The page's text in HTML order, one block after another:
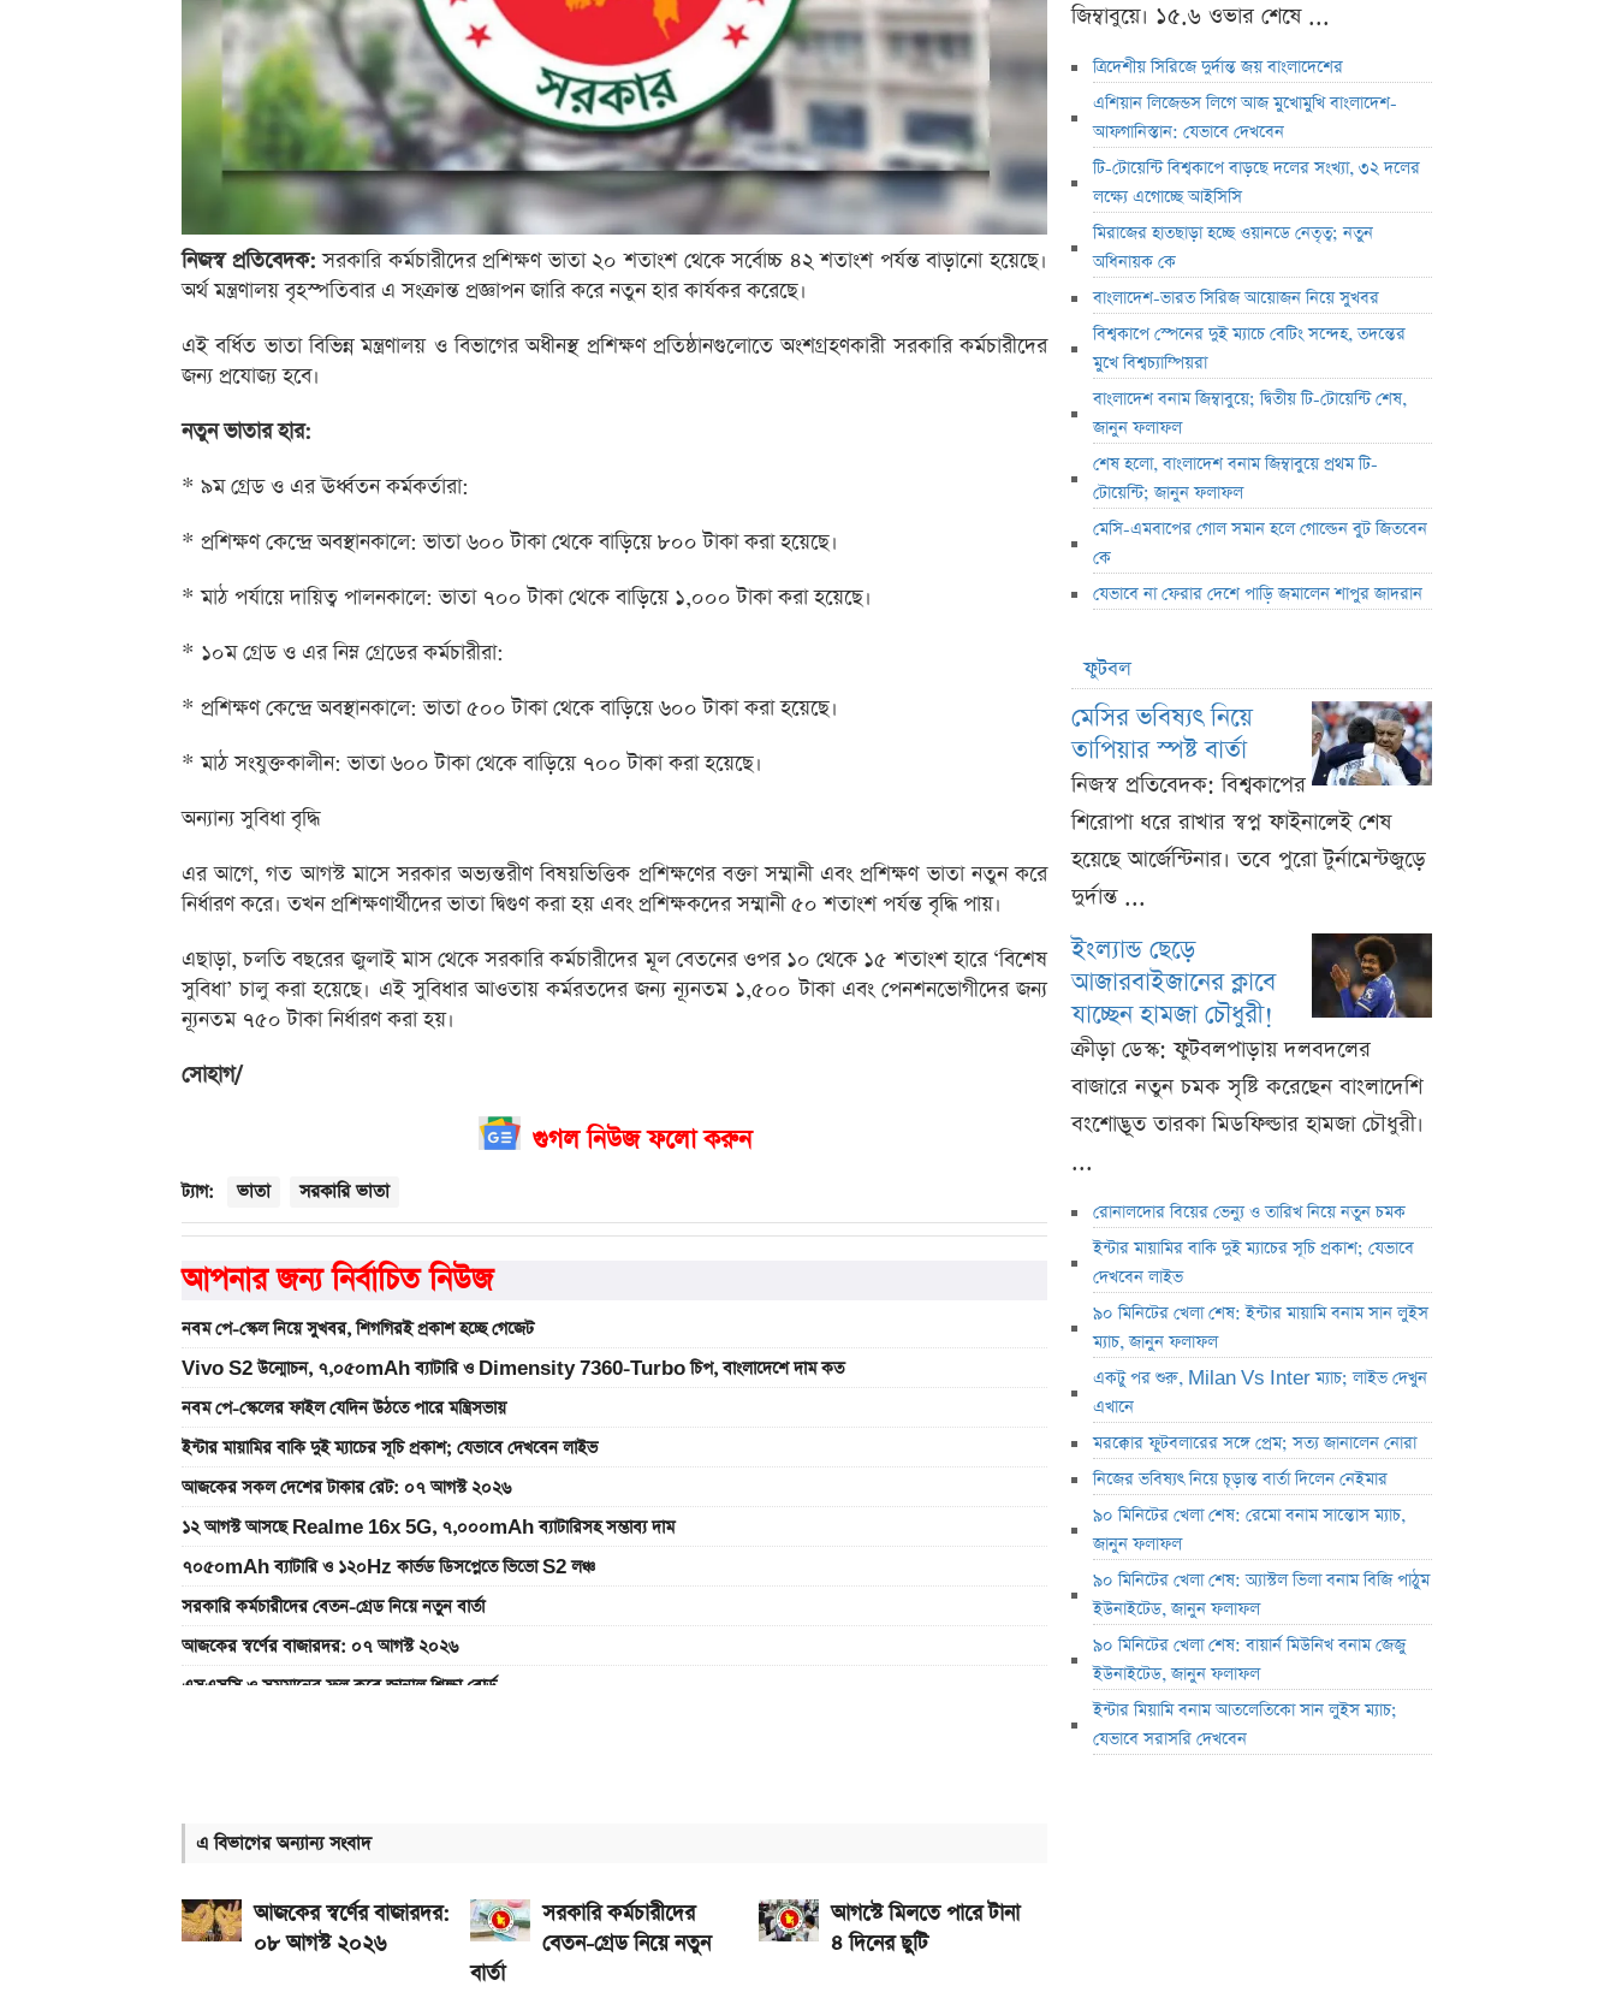
নিজস্ব প্রতিবেদক: সরকারি কর্মচারীদের প্রশিক্ষণ ভাতা ২০ শতাংশ থেকে সর্বোচ্চ ৪২ শতাংশ পর্যন্ত বাড়ানো হয়েছে।
অর্থ মন্ত্রণালয় বৃহস্পতিবার এ সংক্রান্ত প্রজ্ঞাপন জারি করে নতুন হার কার্যকর করেছে।
এই বর্ধিত ভাতা বিভিন্ন মন্ত্রণালয় ও বিভাগের অধীনস্থ প্রশিক্ষণ প্রতিষ্ঠানগুলোতে অংশগ্রহণকারী সরকারি কর্মচারীদের
জন্য প্রযোজ্য হবে।
নতুন ভাতার হার:
* ৯ম গ্রেড ও এর ঊর্ধ্বতন কর্মকর্তারা:
* প্রশিক্ষণ কেন্দ্রে অবস্থানকালে: ভাতা ৬০০ টাকা থেকে বাড়িয়ে ৮০০ টাকা করা হয়েছে।
* মাঠ পর্যায়ে দায়িত্ব পালনকালে: ভাতা ৭০০ টাকা থেকে বাড়িয়ে ১,০০০ টাকা করা হয়েছে।
* ১০ম গ্রেড ও এর নিম্ন গ্রেডের কর্মচারীরা:
* প্রশিক্ষণ কেন্দ্রে অবস্থানকালে: ভাতা ৫০০ টাকা থেকে বাড়িয়ে ৬০০ টাকা করা হয়েছে।
* মাঠ সংযুক্তকালীন: ভাতা ৬০০ টাকা থেকে বাড়িয়ে ৭০০ টাকা করা হয়েছে।
অন্যান্য সুবিধা বৃদ্ধি
এর আগে, গত আগস্ট মাসে সরকার অভ্যন্তরীণ বিষয়ভিত্তিক প্রশিক্ষণের বক্তা সম্মানী এবং প্রশিক্ষণ ভাতা নতুন করে
নির্ধারণ করে। তখন প্রশিক্ষণার্থীদের ভাতা দ্বিগুণ করা হয় এবং প্রশিক্ষকদের সম্মানী ৫০ শতাংশ পর্যন্ত বৃদ্ধি পায়।
এছাড়া, চলতি বছরের জুলাই মাস থেকে সরকারি কর্মচারীদের মূল বেতনের ওপর ১০ থেকে ১৫ শতাংশ হারে ‘বিশেষ
সুবিধা’ চালু করা হয়েছে। এই সুবিধার আওতায় কর্মরতদের জন্য ন্যূনতম ১,৫০০ টাকা এবং পেনশনভোগীদের জন্য
ন্যূনতম ৭৫০ টাকা নির্ধারণ করা হয়।
সোহাগ/
গুগল নিউজ ফলো করুন
ট্যাগ: ভাতা সরকারি ভাতা
আপনার জন্য নির্বাচিত নিউজ
নবম পে-স্কেল নিয়ে সুখবর, শিগগিরই প্রকাশ হচ্ছে গেজেট
Vivo S2 উন্মোচন, ৭,০৫০mAh ব্যাটারি ও Dimensity 7360-Turbo চিপ, বাংলাদেশে দাম কত
নবম পে-স্কেলের ফাইল যেদিন উঠতে পারে মন্ত্রিসভায়
ইন্টার মায়ামির বাকি দুই ম্যাচের সূচি প্রকাশ; যেভাবে দেখবেন লাইভ
আজকের সকল দেশের টাকার রেট: ০৭ আগস্ট ২০২৬
১২ আগস্ট আসছে Realme 16x 5G, ৭,০০০mAh ব্যাটারিসহ সম্ভাব্য দাম
৭০৫০mAh ব্যাটারি ও ১২০Hz কার্ভড ডিসপ্লেতে ভিভো S2 লঞ্চ
সরকারি কর্মচারীদের বেতন-গ্রেড নিয়ে নতুন বার্তা
আজকের স্বর্ণের বাজারদর: ০৭ আগস্ট ২০২৬
এসএসসি ও সমমানের ফল কবে জানাল শিক্ষা বোর্ড
দেশে আজ একভরি ২১ ক্যারেট স্বর্ণের দাম
এ বিভাগের অন্যান্য সংবাদ
আজকের স্বর্ণের বাজারদর:
০৮ আগস্ট ২০২৬
সরকারি কর্মচারীদের
বেতন-গ্রেড নিয়ে নতুন
বার্তা
আগস্টে মিলতে পারে টানা
৪ দিনের ছুটি
জিম্বাবুয়ে। ১৫.৬ ওভার শেষে ...
ত্রিদেশীয় সিরিজে দুর্দান্ত জয় বাংলাদেশের
এশিয়ান লিজেন্ডস লিগে আজ মুখোমুখি বাংলাদেশ-
আফগানিস্তান: যেভাবে দেখবেন
টি-টোয়েন্টি বিশ্বকাপে বাড়ছে দলের সংখ্যা, ৩২ দলের
লক্ষ্যে এগোচ্ছে আইসিসি
মিরাজের হাতছাড়া হচ্ছে ওয়ানডে নেতৃত্ব; নতুন
অধিনায়ক কে
বাংলাদেশ-ভারত সিরিজ আয়োজন নিয়ে সুখবর
বিশ্বকাপে স্পেনের দুই ম্যাচে বেটিং সন্দেহ, তদন্তের
মুখে বিশ্বচ্যাম্পিয়রা
বাংলাদেশ বনাম জিম্বাবুয়ে; দ্বিতীয় টি-টোয়েন্টি শেষ,
জানুন ফলাফল
শেষ হলো, বাংলাদেশ বনাম জিম্বাবুয়ে প্রথম টি-
টোয়েন্টি; জানুন ফলাফল
মেসি-এমবাপের গোল সমান হলে গোল্ডেন বুট জিতবেন
কে
যেভাবে না ফেরার দেশে পাড়ি জমালেন শাপুর জাদরান
ফুটবল
মেসির ভবিষ্যৎ নিয়ে
তাপিয়ার স্পষ্ট বার্তা
নিজস্ব প্রতিবেদক: বিশ্বকাপের
শিরোপা ধরে রাখার স্বপ্ন ফাইনালেই শেষ
হয়েছে আর্জেন্টিনার। তবে পুরো টুর্নামেন্টজুড়ে
দুর্দান্ত ...
ইংল্যান্ড ছেড়ে
আজারবাইজানের ক্লাবে
যাচ্ছেন হামজা চৌধুরী!
ক্রীড়া ডেস্ক: ফুটবলপাড়ায় দলবদলের
বাজারে নতুন চমক সৃষ্টি করেছেন বাংলাদেশি
বংশোদ্ভূত তারকা মিডফিল্ডার হামজা চৌধুরী।
...
রোনালদোর বিয়ের ভেন্যু ও তারিখ নিয়ে নতুন চমক
ইন্টার মায়ামির বাকি দুই ম্যাচের সূচি প্রকাশ; যেভাবে
দেখবেন লাইভ
৯০ মিনিটের খেলা শেষ: ইন্টার মায়ামি বনাম সান লুইস
ম্যাচ, জানুন ফলাফল
একটু পর শুরু, Milan Vs Inter ম্যাচ; লাইভ দেখুন
এখানে
মরক্কোর ফুটবলারের সঙ্গে প্রেম; সত্য জানালেন নোরা
নিজের ভবিষ্যৎ নিয়ে চূড়ান্ত বার্তা দিলেন নেইমার
৯০ মিনিটের খেলা শেষ: রেমো বনাম সান্তোস ম্যাচ,
জানুন ফলাফল
৯০ মিনিটের খেলা শেষ: অ্যাস্টল ভিলা বনাম বিজি পাঠুম
ইউনাইটেড, জানুন ফলাফল
৯০ মিনিটের খেলা শেষ: বায়ার্ন মিউনিখ বনাম জেজু
ইউনাইটেড, জানুন ফলাফল
ইন্টার মিয়ামি বনাম আতলেতিকো সান লুইস ম্যাচ;
যেভাবে সরাসরি দেখবেন